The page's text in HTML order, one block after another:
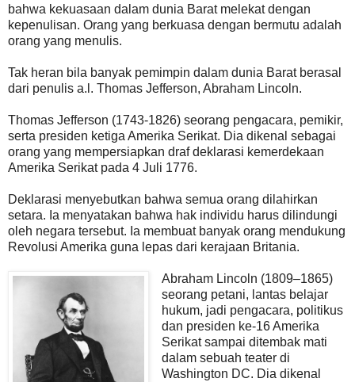
bahwa kekuasaan dalam dunia Barat melekat dengan
kepenulisan. Orang yang berkuasa dengan bermutu adalah
orang yang menulis.
Tak heran bila banyak pemimpin dalam dunia Barat berasal
dari penulis a.l. Thomas Jefferson, Abraham Lincoln.
Thomas Jefferson (1743-1826) seorang pengacara, pemikir,
serta presiden ketiga Amerika Serikat. Dia dikenal sebagai
orang yang mempersiapkan draf deklarasi kemerdekaan
Amerika Serikat pada 4 Juli 1776.
Deklarasi menyebutkan bahwa semua orang dilahirkan
setara. Ia menyatakan bahwa hak individu harus dilindungi
oleh negara tersebut. Ia membuat banyak orang mendukung
Revolusi Amerika guna lepas dari kerajaan Britania.
Abraham Lincoln (1809–1865)
seorang petani, lantas belajar
hukum, jadi pengacara, politikus
dan presiden ke-16 Amerika
Serikat sampai ditembak mati
dalam sebuah teater di
Washington DC. Dia dikenal